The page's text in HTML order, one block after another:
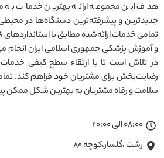
هدف این مجموعه ارائه بهترین خدمات به
جدیدترین و پیشرفته‌ترین دستگاه‌ها در
و آموزش پزشکی جمهوری اسلامی ایران
در تلاش است تا با ارتقاء سطح کیفی
رضایت‌بخش برای مشتریان خود فراهم کند.
سلامت و رفاه مشتریان به بهترین شکل ممکن
08:00 الی 20:00
رشت ،گلسار،کوچه ۸۰